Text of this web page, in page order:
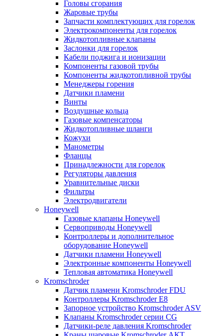
Головы сгорания
Жаровые трубы
Запчасти комплектующих для горелок
Электрокомпоненты для горелок
Жидкотопливные клапаны
Заслонки для горелок
Кабели поджига и ионизации
Компоненты газовой трубы
Компоненты жидкотопливной трубы
Менеджеры горения
Датчики пламени
Винты
Воздушные кольца
Газовые компенсаторы
Жидкотопливные шланги
Кожухи
Манометры
Фланцы
Принадлежности для горелок
Регуляторы давления
Уравнительные диски
Фильтры
Электродвигатели
Honeywell
Газовые клапаны Honeywell
Сервоприводы Honeywell
Контроллеры и дополнительное
оборудование Honeywell
Датчики пламени Honeywell
Электронные компоненты Honeywell
Тепловая автоматика Honeywell
Kromschroder
Датчик пламени Kromschroder FDU
Контроллеры Kromschroder E8
Запорное устройство Kromschroder ASV
Клапаны Kromschroder серии CG
Датчики-реле давления Kromschroder